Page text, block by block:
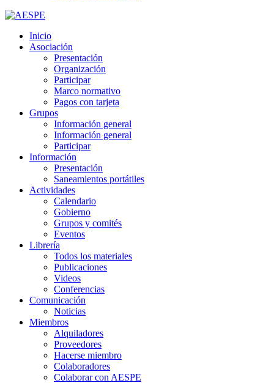
Inicio
Asociación
Presentación
Organización
Participar
Marco normativo
Pagos con tarjeta
Grupos
Información general
Información general
Participar
Información
Presentación
Saneamientos portátiles
Actividades
Calendario
Gobierno
Grupos y comités
Eventos
Librería
Todos los materiales
Publicaciones
Videos
Conferencias
Comunicación
Noticias
Miembros
Alquiladores
Proveedores
Hacerse miembro
Colaboradores
Colaborar con AESPE